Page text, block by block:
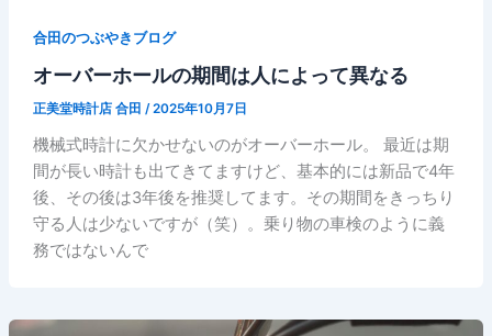
合田のつぶやきブログ
オーバーホールの期間は人によって異なる
正美堂時計店 合田 /2025年10月7日
機械式時計に欠かせないのがオーバーホール。 最近は期
間が長い時計も出てきてますけど、基本的には新品で4年
後、その後は3年後を推奨してます。その期間をきっちり
守る人は少ないですが（笑）。乗り物の車検のように義
務ではないんで